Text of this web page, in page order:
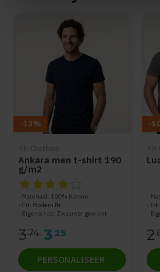
-13%
Ankara men t-shirt 190
g/m2
De beoordeling van dit product is
Materiaal: 100% Katoen
Fit: Modern fit
Eigenschap: Zwaarder gewicht
374 3 25
PERSONALISEER
-
2